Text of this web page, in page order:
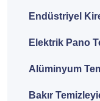
Endüstriyel
Elektrik Pano
Alüminyum
Bakır